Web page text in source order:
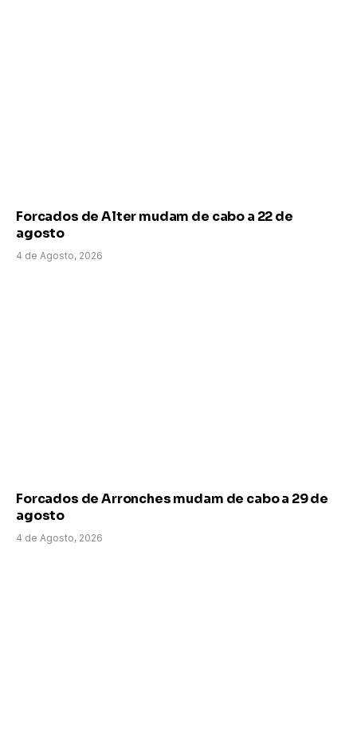
Forcados de Alter mudam de cabo a 22 de
agosto
4 de Agosto, 2026
Forcados de Arronches mudam de cabo a 29 de
agosto
4 de Agosto, 2026